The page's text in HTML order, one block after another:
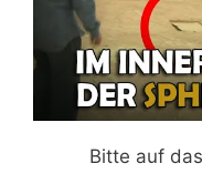
Bitte auf